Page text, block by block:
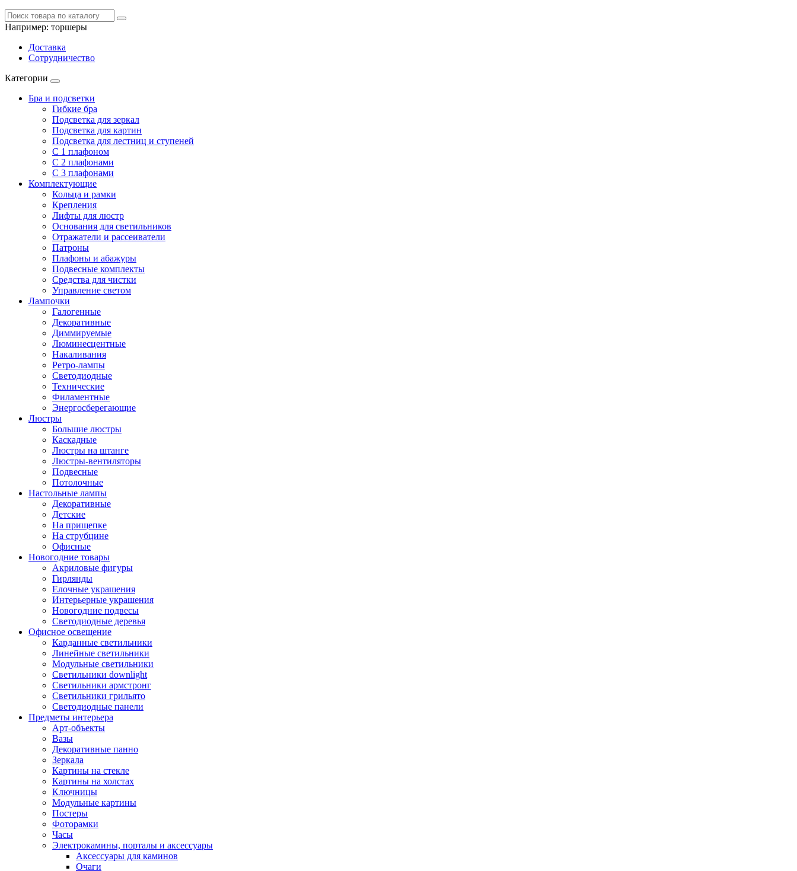
Например: торшеры
Доставка
Сотрудничество
Категории
Бра и подсветки
Гибкие бра
Подсветка для зеркал
Подсветка для картин
Подсветка для лестниц и ступеней
С 1 плафоном
С 2 плафонами
С 3 плафонами
Комплектующие
Кольца и рамки
Крепления
Лифты для люстр
Основания для светильников
Отражатели и рассеиватели
Патроны
Плафоны и абажуры
Подвесные комплекты
Средства для чистки
Управление светом
Лампочки
Галогенные
Декоративные
Диммируемые
Люминесцентные
Накаливания
Ретро-лампы
Светодиодные
Технические
Филаментные
Энергосберегающие
Люстры
Большие люстры
Каскадные
Люстры на штанге
Люстры-вентиляторы
Подвесные
Потолочные
Настольные лампы
Декоративные
Детские
На прищепке
На струбцине
Офисные
Новогодние товары
Акриловые фигуры
Гирлянды
Елочные украшения
Интерьерные украшения
Новогодние подвесы
Светодиодные деревья
Офисное освещение
Карданные светильники
Линейные светильники
Модульные светильники
Светильники downlight
Светильники армстронг
Светильники грильято
Светодиодные панели
Предметы интерьера
Арт-объекты
Вазы
Декоративные панно
Зеркала
Картины на стекле
Картины на холстах
Ключницы
Модульные картины
Постеры
Фоторамки
Часы
Электрокамины, порталы и аксессуары
Аксессуары для каминов
Очаги